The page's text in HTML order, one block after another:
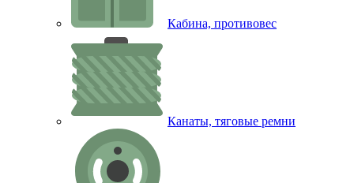
Кабина, противовес
Канаты, тяговые ремни